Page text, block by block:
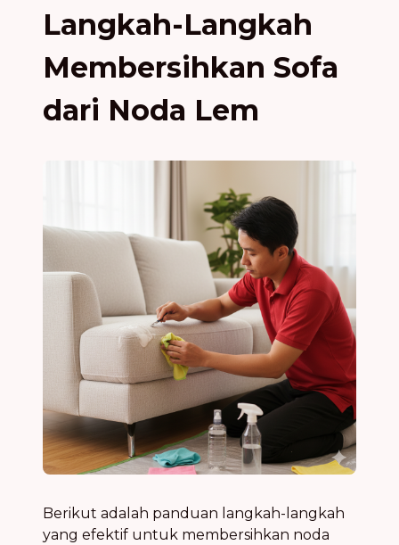
Langkah-Langkah
Membersihkan Sofa
dari Noda Lem
Berikut adalah panduan langkah-langkah
yang efektif untuk membersihkan noda